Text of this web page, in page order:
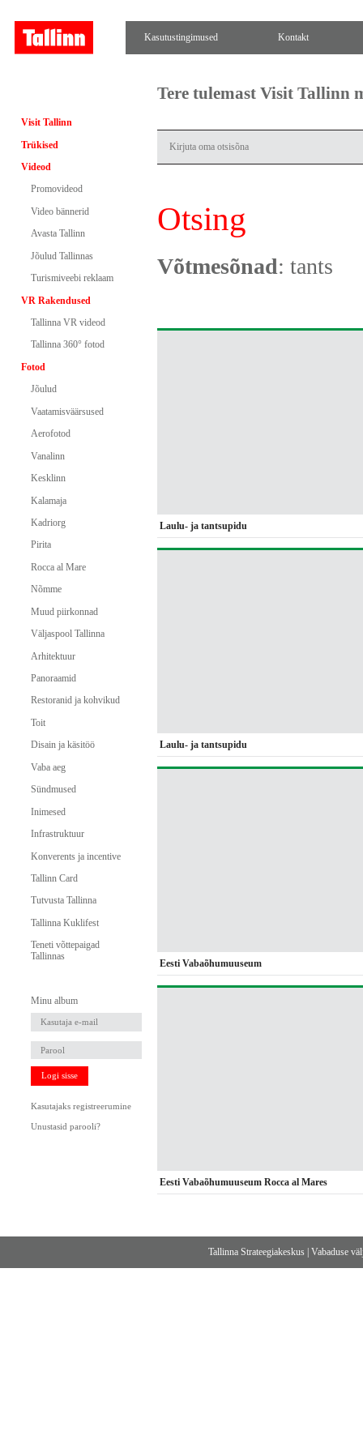
Kasutustingimused Kontakt
Visit Tallinn
Trükised
Videod
Promovideod
Video bännerid
Avasta Tallinn
Jõulud Tallinnas
Turismiveebi reklaam
VR Rakendused
Tallinna VR videod
Tallinna 360° fotod
Fotod
Jõulud
Vaatamisväärsused
Aerofotod
Vanalinn
Kesklinn
Kalamaja
Kadriorg
Pirita
Rocca al Mare
Nõmme
Muud piirkonnad
Väljaspool Tallinna
Arhitektuur
Panoraamid
Restoranid ja kohvikud
Toit
Disain ja käsitöö
Vaba aeg
Sündmused
Inimesed
Infrastruktuur
Konverents ja incentive
Tallinn Card
Tutvusta Tallinna
Tallinna Kuklifest
Teneti võttepaigad
Tallinnas
Minu album
Logi sisse
Kasutajaks registreerumine
Unustasid parooli?
Tere tulemast Visit Tallinn
Otsing
Võtmesõnad: tants
Laulu- ja tantsupidu
Laulu- ja tantsupidu
Eesti Vabaõhumuuseum
Eesti Vabaõhumuuseum Rocca al Mares
Tallinna Strateegiakeskus Vabaduse